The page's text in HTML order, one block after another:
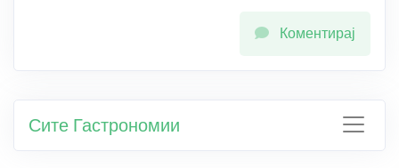
Коментирај
Сите Гастрономии